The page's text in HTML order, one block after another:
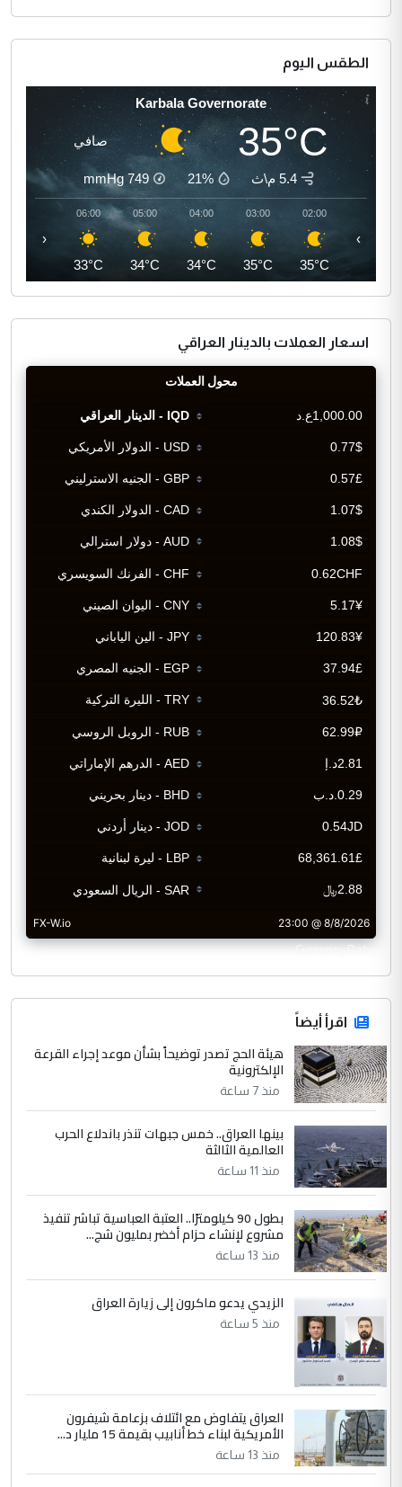
الطقس اليوم
Karbala Governorate
35°C صافي
5.4 م\ث 21%
749
mmHg
02:00
35°C
03:00
35°C
04:00
34°C
05:00
34°C
06:00
33°C
‹ ›
اسعار العملات بالدينار العراقي
CurrencyRate
اقرأ أيضاً
هيئة الحج تصدر توضيحاً بشأن موعد إجراء القرعة
الإلكترونية
منذ 7 ساعة
بينها العراق.. خمس جبهات تنذر باندلاع الحرب
العالمية الثالثة
منذ 11 ساعة
بطول 90 كيلومترًا.. العتبة العباسية تباشر تنفيذ
مشروع لإنشاء حزام أخضر بمليون شج...
منذ 13 ساعة
الزيدي يدعو ماكرون إلى زيارة العراق
منذ 5 ساعة
العراق يتفاوض مع ائتلاف بزعامة شيفرون
الأمريكية لبناء خط أنابيب بقيمة 15 مليار د...
منذ 13 ساعة